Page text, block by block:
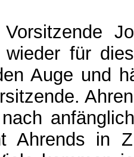
für
Auge und
Ahrends in